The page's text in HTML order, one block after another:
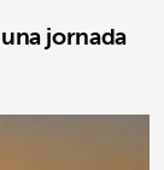
jornada